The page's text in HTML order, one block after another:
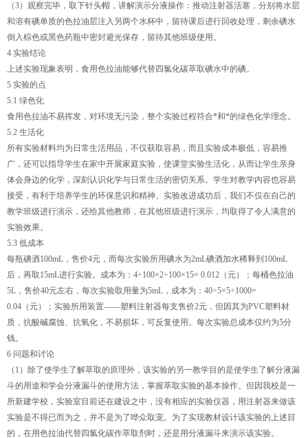
（3）观察完毕，取下针头帽，讲解演示分液操作：推动注射器活塞，分别将水层
和溶有碘单质的色拉油层注入另两个水杯中，留待课后进行回收处理，剩余碘水
倒入棕色或黑色药瓶中密封避光保存，留待其他班级使用。
4 实验结论
上述实验现象表明，食用色拉油能够代替四氯化碳萃取碘水中的碘。
5 实验的点
5.1 绿色化
食用色拉油不易挥发，对环境无污染，整个实验过程符合*和*的绿色化学理念。
5.2 生活化
所有实验材料均为日常生活用品，不仅获取容易，而且实验成本极低，容易推
广，还可以指导学生在家中开展家庭实验，使课堂实验生活化，从而让学生亲身
体会身边的化学，深刻认识化学与日常生活的密切关系。学生对教学内容也容易
接受，有利于培养学生的环保意识和精神。实验改进成功后，我们不仅在自己的
教学班级进行演示，还给其他教师，在其他班级进行演示，均取得了令人满意的
实验效果。
5.3 低成本
每瓶碘酒100mL，售价4元，而每次实验所用碘水为2mL碘酒加水稀释到100mL
后，再取15mL进行实验。成本为：4÷100×2÷100×15= 0.012（元）；每桶色拉油
5L，售价40元左右，每次实验取用量为5mL，成本为：40÷5×5÷1000=
0.04（元）；实验所用装置——塑料注射器每支售价2元，但因其为PVC塑料材
质，抗酸碱腐蚀、抗氧化，不易损坏，可反复使用。每次实验总成本仅约为5分
钱。
6 问题和讨论
（1）除了使学生了解萃取的原理外，该实验的另一教学目的是使学生了解分液漏
斗的用途和学会分液漏斗的使用方法，掌握萃取实验的基本操作。但因我校是一
所新建学校，实验室目前还在建设之中，没有相应的实验仪器，用注射器来做该
实验是不得已而为之，并不是为了哗众取宠。为了实现教材设计该实验的上述目
的，在用色拉油代替四氯化碳作萃取剂时，还是用分液漏斗来演示该实验。